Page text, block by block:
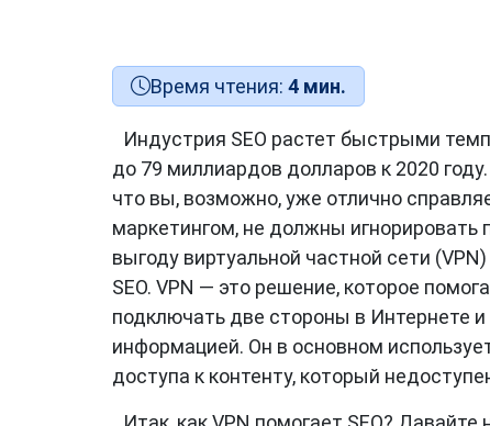
Время чтения: 4 мин.
Индустрия SEO растет быстрыми
до 79 миллиардов долларов к 2020
что вы, возможно, уже отлично
маркетингом, не должны игнорировать
выгоду виртуальной частной сети
SEO. VPN — это решение, которое
подключать две стороны в Интернете
информацией. Он в основном
доступа к контенту, который